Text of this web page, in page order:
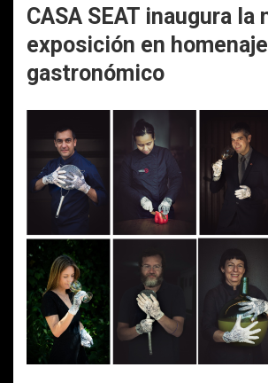
CASA SEAT inaugura la
exposición en
gastronómico